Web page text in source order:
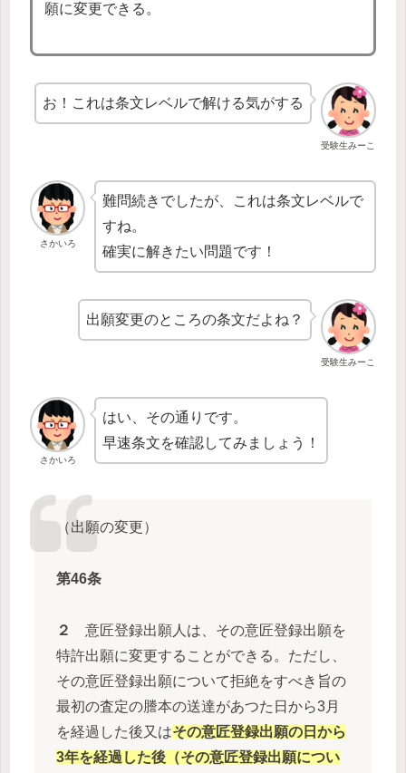
願に変更できる。
受験生みーこ
お！これは条文レベルで解ける気がする
さかいろ
難問続きでしたが、これは条文レベルで
すね。
確実に解きたい問題です！
受験生みーこ
出願変更のところの条文だよね？
さかいろ
はい、その通りです。
早速条文を確認してみましょう！
（出願の変更）
第46条
２
意匠登録出願人は、その意匠登録出願を
特許出願に変更することができる。ただし、
その意匠登録出願について拒絶をすべき旨の
最初の査定の謄本の送達があつた日から3月
を経過した後又はその意匠登録出願の日から
3年を経過した後（その意匠登録出願につい